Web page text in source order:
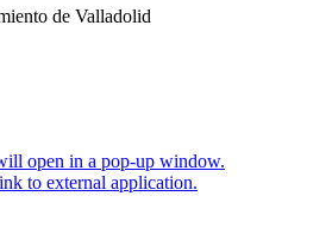
de Valladolid
open in a pop-up window.
to external application.